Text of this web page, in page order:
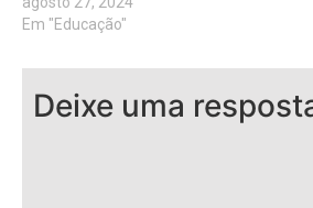
Em "Educação"
Deixe uma